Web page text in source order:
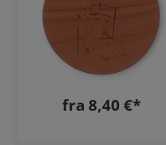
fra 8,40 €*